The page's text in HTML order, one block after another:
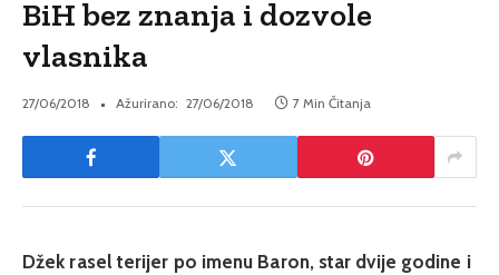
BiH bez znanja i dozvole
vlasnika
27/06/2018 Ažurirano: 27/06/2018 7 Min Čitanja
Džek rasel terijer po imenu Baron, star dvije godine i